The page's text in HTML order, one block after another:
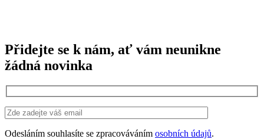
Přidejte se k nám, ať vám neunikne
žádná novinka
Odesláním souhlasíte se zpracováváním osobních údajů.